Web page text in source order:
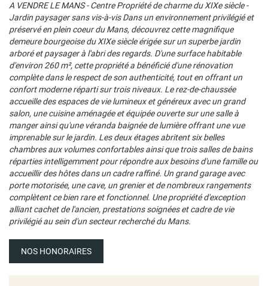
A VENDRE LE MANS - Centre Propriété de charme du XIXe siècle -
Jardin paysager sans vis-à-vis Dans un environnement privilégié et
préservé en plein coeur du Mans, découvrez cette magnifique
demeure bourgeoise du XIXe siècle érigée sur un superbe jardin
arboré et paysager à l'abri des regards. D'une surface habitable
d'environ 260 m², cette propriété a bénéficié d'une rénovation
complète dans le respect de son authenticité, tout en offrant un
confort moderne réparti sur trois niveaux. Le rez-de-chaussée
accueille des espaces de vie lumineux et généreux avec un grand
salon, une cuisine aménagée et équipée ouverte sur une salle à
manger ainsi qu'une véranda baignée de lumière offrant une vue
imprenable sur le jardin. Les deux étages abritent six belles
chambres aux volumes confortables ainsi que trois salles de bains
réparties intelligemment pour répondre aux besoins d'une famille ou
accueillir des hôtes dans un cadre raffiné. Un grand garage avec
porte motorisée, une cave, un grenier et de nombreux rangements
complètent ce bien rare et fonctionnel. Une propriété d'exception
alliant cachet de l'ancien, prestations soignées et cadre de vie
privilégié au sein d'un secteur recherché du Mans.
NOS HONORAIRES